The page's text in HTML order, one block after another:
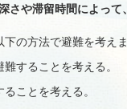
さや滞留時間によっ
の方法で避難を考えま
難することを考える。
ることを考える。